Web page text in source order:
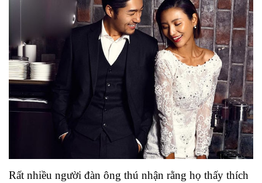
Rất nhiều người đàn ông thú nhận rằng họ thấy thích